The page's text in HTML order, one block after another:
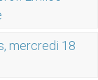
mercredi 18